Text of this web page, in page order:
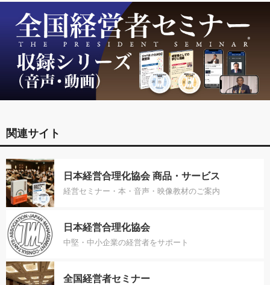
関連サイト
日本経営合理化協会 商品・サービス
経営セミナー・本・音声・映像教材のご案内
日本経営合理化協会
中堅・中小企業の経営者をサポート
全国経営者セミナー